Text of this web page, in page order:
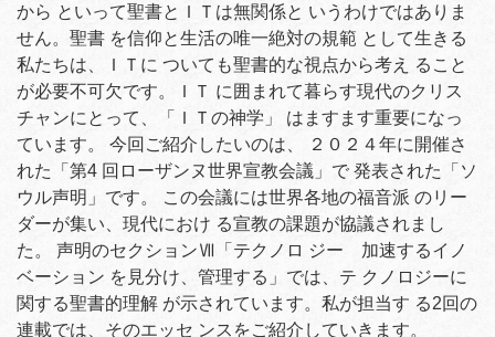
から といって聖書とＩＴは無関係と いうわけではありま
せん。聖書 を信仰と生活の唯一絶対の規範 として生きる
私たちは、ＩＴに ついても聖書的な視点から考え ること
が必要不可欠です。ＩＴ に囲まれて暮らす現代のクリス
チャンにとって、「ＩＴの神学」 はますます重要になっ
ています。 今回ご紹介したいのは、 ２０２４年に開催さ
れた「第4 回ローザンヌ世界宣教会議」で 発表された「ソ
ウル声明」です。 この会議には世界各地の福音派 のリー
ダーが集い、現代におけ る宣教の課題が協議されまし
た。 声明のセクションⅦ「テクノロ ジー 加速するイノ
ベーション を見分け、管理する」では、テ クノロジーに
関する聖書的理解 が示されています。私が担当す る2回の
連載では、そのエッセ ンスをご紹介していきます。